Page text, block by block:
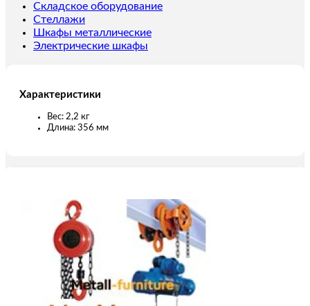
Складское оборудование
Стеллажи
Шкафы металлические
Электрические шкафы
Характеристики
Вес: 2,2 кг
Длина: 356 мм